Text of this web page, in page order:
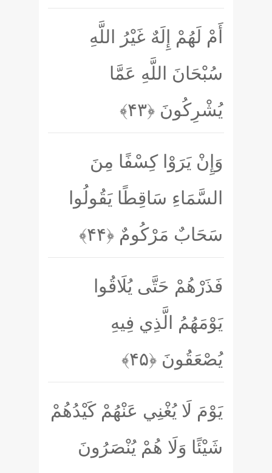
أَمْ لَهُمْ إِلَهٌ غَيْرُ اللَّهِ
سُبْحَانَ اللَّهِ عَمَّا
يُشْرِكُونَ ﴿۴۳﴾
وَإِنْ يَرَوْا كِسْفًا مِنَ
السَّمَاءِ سَاقِطًا يَقُولُوا
سَحَابٌ مَرْكُومٌ ﴿۴۴﴾
فَذَرْهُمْ حَتَّى يُلَاقُوا
يَوْمَهُمُ الَّذِي فِيهِ
يُصْعَقُونَ ﴿۴۵﴾
يَوْمَ لَا يُغْنِي عَنْهُمْ كَيْدُهُمْ
شَيْئًا وَلَا هُمْ يُنْصَرُونَ